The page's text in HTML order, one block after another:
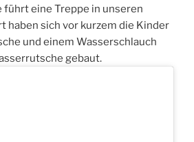
führt eine Treppe in unseren
haben sich vor kurzem die Kinder
und einem Wasserschlauch
gebaut.